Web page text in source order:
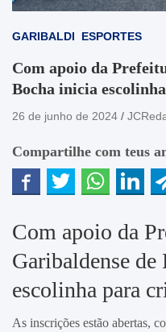
GARIBALDI ESPORTES
Com apoio da
Bocha inicia
26 de junho de 2024
Compartilhe com teus
Com apoio da
Garibaldense
escolinha para
As inscrições estão abertas,